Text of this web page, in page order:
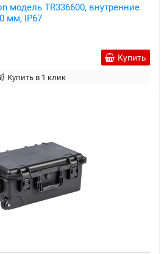
модель TR336600, внутренние
мм, IP67
Купить
Купить в 1 клик